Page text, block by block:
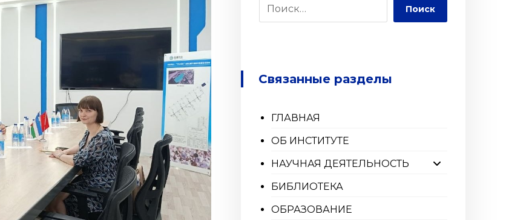
Поиск
Связанные разделы
ГЛАВНАЯ
ОБ ИНСТИТУТЕ
НАУЧНАЯ ДЕЯТЕЛЬНОСТЬ
БИБЛИОТЕКА
ОБРАЗОВАНИЕ